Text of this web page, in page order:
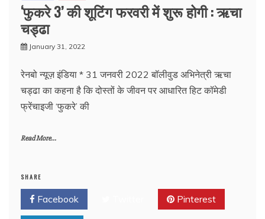
‘फुकरे 3’ की शूटिंग फरवरी में शुरू होगी : ऋचा
चड्ढा
January 31, 2022
रेनबो न्यूज़ इंडिया * 31 जनवरी 2022 बॉलीवुड अभिनेत्री ऋचा
चड्ढा का कहना है कि दोस्तों के जीवन पर आधारित हिट कॉमेडी
फ्रेंचाइजी ‘फुकरे’ की
Read More...
SHARE
Facebook Pinterest